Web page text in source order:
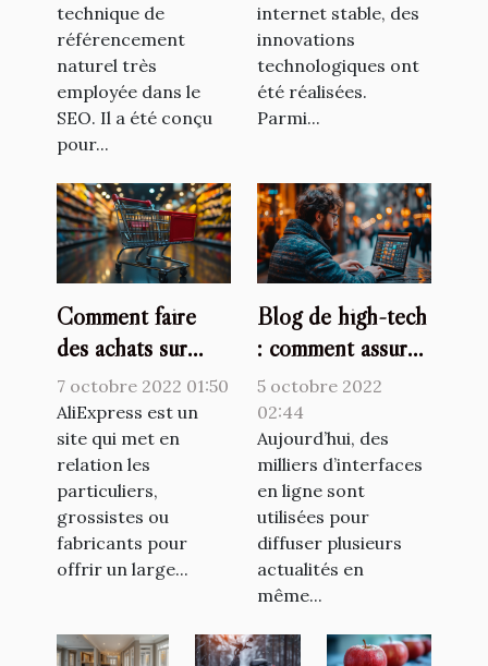
technique de
référencement
naturel très
employée dans le
SEO. Il a été conçu
pour...
internet stable, des
innovations
technologiques ont
été réalisées.
Parmi...
Comment faire
des achats sur
AliExpress ?
7 octobre 2022 01:50
AliExpress est un
site qui met en
relation les
particuliers,
grossistes ou
fabricants pour
offrir un large...
Blog de high-tech
: comment assurer
la crédibilité des
informations que
vous diffusez ?
5 octobre 2022
02:44
Aujourd’hui, des
milliers d’interfaces
en ligne sont
utilisées pour
diffuser plusieurs
actualités en
même...